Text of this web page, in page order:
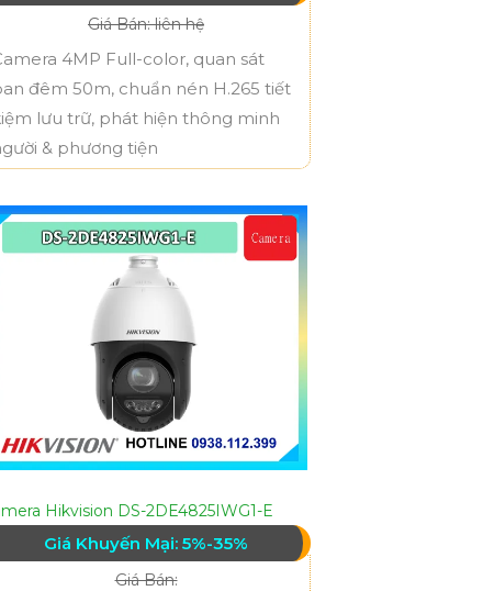
Giá Bán: liên hệ
4MP Full-color, quan sát
đêm 50m, chuẩn nén H.265 tiết
lưu trữ, phát hiện thông minh
& phương tiện
Hikvision DS-2DE4825IWG1-E
Giá Khuyến Mại: 5%-35%
Giá Bán: